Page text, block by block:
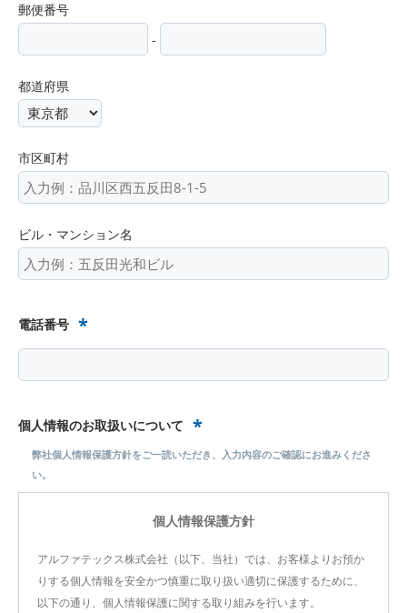
郵便番号
-
都道府県
市区町村
ビル・マンション名
電話番号 *
個人情報のお取扱いについて *
弊社個人情報保護方針をご一読いただき、入力内容のご確認にお進みくださ
い。
個人情報保護方針
アルファテックス株式会社（以下、当社）では、お客様よりお預か
りする個人情報を安全かつ慎重に取り扱い適切に保護するために、
以下の通り、個人情報保護に関する取り組みを行います。